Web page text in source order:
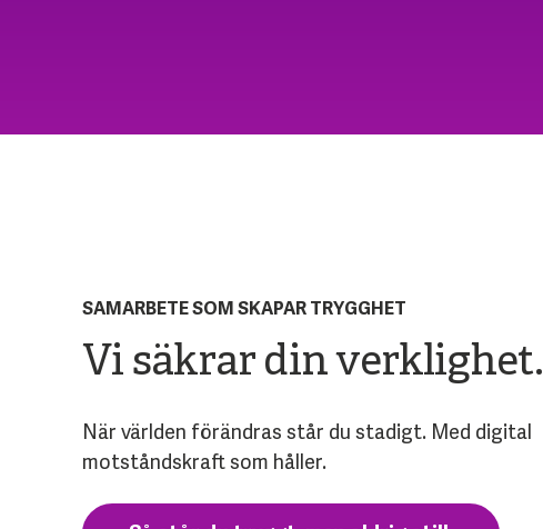
SAMARBETE SOM SKAPAR TRYGGHET
Vi säkrar din verklighet.
När världen förändras står du stadigt. Med digital
motståndskraft som håller.